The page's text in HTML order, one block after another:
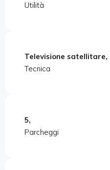
Utilità
Televisione satellitare,
Tecnica
5,
Parcheggi